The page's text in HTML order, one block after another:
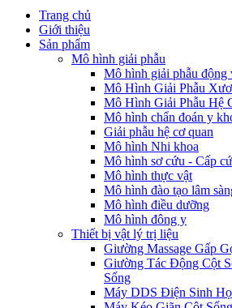
Trang chủ
Giới thiệu
Sản phẩm
Mô hình giải phẫu
Mô hình giải phẫu động
Mô Hình Giải Phẫu
Mô Hình Giải Phẫu Hệ
Mô hình chẩn đoán y
Giải phẫu hệ cơ quan
Mô hình Nhi khoa
Mô hình sơ cứu - Cấp
Mô hình thực vật
Mô hình đào tạo lâm
Mô hình điều dưỡng
Mô hình đông y
Thiết bị vật lý trị liệu
Giường Massage Gấp
Giường Tác Động Cột
Sống
Máy DDS Điện Sinh